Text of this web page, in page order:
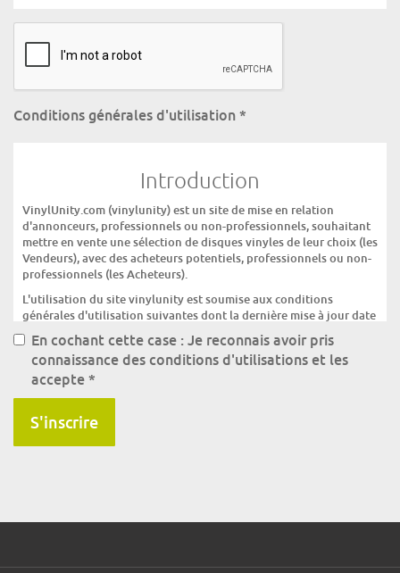
Conditions générales d'utilisation *
Introduction
VinylUnity.com (vinylunity) est un site de mise en relation
d'annonceurs, professionnels ou non-professionnels, souhaitant
mettre en vente une sélection de disques vinyles de leur choix (les
Vendeurs), avec des acheteurs potentiels, professionnels ou non-
professionnels (les Acheteurs).
L'utilisation du site vinylunity est soumise aux conditions
générales d'utilisation suivantes dont la dernière mise à jour date
du 15/06/11.
Tout utilisateur du site vinylunity est donc invité à prendre
connaissance et lire attentivement les conditions générales
d'utilisation du site vinylunity. L'utilisation du site vinylunity
site.
Ces Conditions d'utilisation sont conclues avec la société
vinylunity par les Vendeurs et les Acheteurs.
En cochant cette case : Je reconnais avoir pris
connaissance des conditions d'utilisations et les
accepte *
S'inscrire